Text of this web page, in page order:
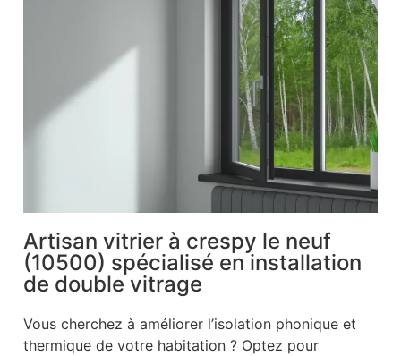
Artisan vitrier à crespy le neuf
(10500) spécialisé en installation
de double vitrage
Vous cherchez à améliorer l’isolation phonique et
thermique de votre habitation ? Optez pour